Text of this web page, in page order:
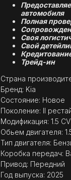
автомобиля
Полная
Своя
Свой
Трейд-ин
Страна
Бренд: Kia
Состояние: Новое
Поколение: II
Модификация: 1.5
Обьем двигателя:
Тип двигателя:
Коробка передач:
Привод: Передний
Год выпуска: 2025